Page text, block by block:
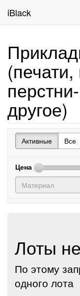
iBlack
другое)
Активные Все
Цена
Лоты
По этому
одного лота